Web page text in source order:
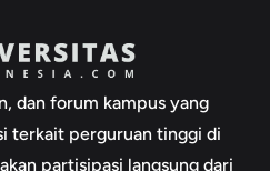
dan forum kampus yang
terkait perguruan tinggi di
partisipasi langsung dari